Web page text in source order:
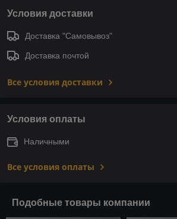
Условия доставки
Доставка "Самовывоз"
Доставка почтой
Все условия доставки
Условия оплаты
Наличными
Все условия оплаты
Подобные товары компании